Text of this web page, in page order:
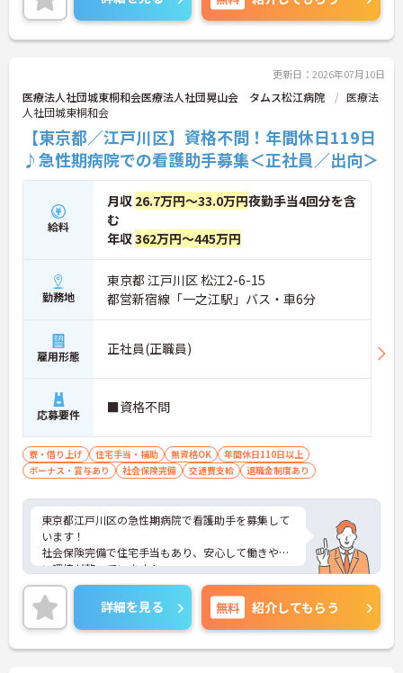
更新日：2026年07月10日
医療法人社団城東桐和会医療法人社団晃山会 タムス松江病院
医療法
人社団城東桐和会
【東京都／江戸川区】資格不問！年間休日119日
♪急性期病院での看護助手募集＜正社員／出向＞
給料
月収 26.7万円～33.0万円夜勤手当4回分を含
む
年収362万円～445万円
勤務地
東京都 江戸川区 松江2-6-15
都営新宿線「一之江駅」バス・車6分
雇用形態 正社員(正職員)
応募要件 ■資格不問
寮・借り上げ 住宅手当・補助 無資格OK
年間休日110日以上
ボーナス・賞与あり
社会保険完備 交通費支給 退職金制度あり
東京都江戸川区の急性期病院で看護助手を募集して
います！
社会保険完備で住宅手当もあり、安心して働きやす
い環境が整っています！
年間休日も119日と充実しており、仕事とプライベ
ートの両立がしやすい職場です◎
ご興味のある方は、面接のポイントをお伝えします
のでご連絡ください！
詳細を見る 無料 紹介してもらう